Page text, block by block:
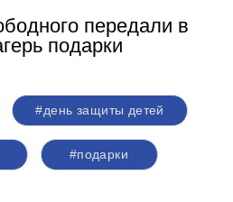
передали в
подарки
#день защиты детей
#подарки